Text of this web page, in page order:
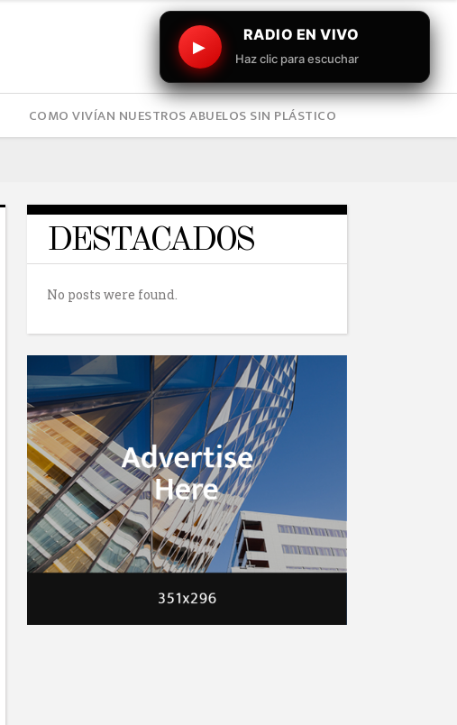
▶
RADIO EN VIVO
Haz clic para escuchar
COMO VIVÍAN NUESTROS ABUELOS SIN PLÁSTICO
DESTACADOS
No posts were found.